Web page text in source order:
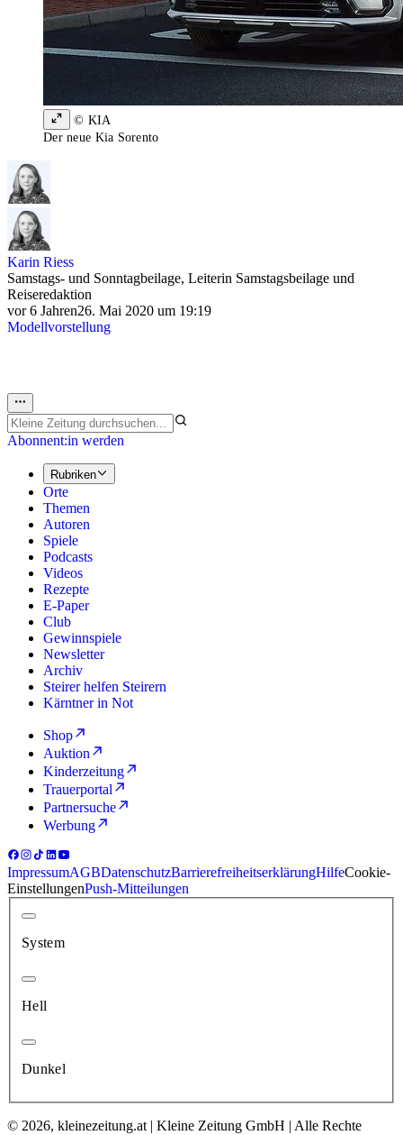
© KIA
Der neue Kia Sorento
Karin Riess
Samstags- und Sonntagbeilage, Leiterin Samstagsbeilage und
Reiseredaktion
vor 6 Jahren26. Mai 2020 um 19:19
Modellvorstellung
Abonnent:in werden
Rubriken
Orte
Themen
Autoren
Spiele
Podcasts
Videos
Rezepte
E-Paper
Club
Gewinnspiele
Newsletter
Archiv
Steirer helfen Steirern
Kärntner in Not
Shop
Auktion
Kinderzeitung
Trauerportal
Partnersuche
Werbung
ImpressumAGBDatenschutzBarrierefreiheitserklärungHilfeCookie-
EinstellungenPush-Mitteilungen
System
Hell
Dunkel
© 2026, kleinezeitung.at | Kleine Zeitung GmbH | Alle Rechte